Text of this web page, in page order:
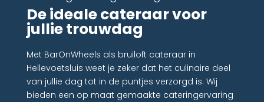
De ideale cateraar voor
jullie trouwdag
Met BarOnWheels als bruiloft cateraar in
Hellevoetsluis weet je zeker dat het culinaire deel
van jullie dag tot in de puntjes verzorgd is. Wij
bieden een op maat gemaakte cateringervaring